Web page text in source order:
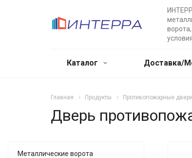
Каталог Доставка/
Главная Продукты Противопожарные двери
Дверь
Металлические ворота